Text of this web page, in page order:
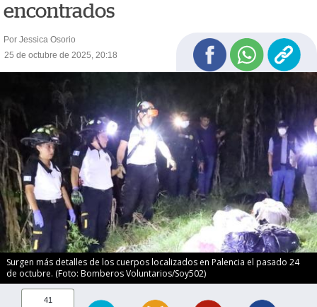
encontrados
Por Jessica Osorio
25 de octubre de 2025, 20:18
Surgen más detalles de los cuerpos localizados en Palencia el pasado 24
de octubre. (Foto: Bomberos Voluntarios/Soy502)
41